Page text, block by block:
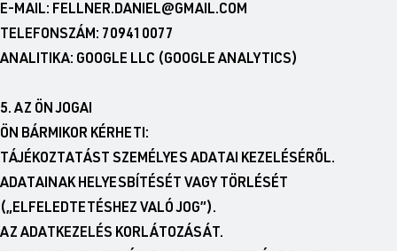
E-MAIL: FELLNER.DANIEL@GMAIL.COM
TELEFONSZÁM: 709410077
ANALITIKA: GOOGLE LLC (GOOGLE ANALYTICS)
5. AZ ÖN JOGAI
ÖN BÁRMIKOR KÉRHETI:
TÁJÉKOZTATÁST SZEMÉLYES ADATAI KEZELÉSÉRŐL.
ADATAINAK HELYESBÍTÉSÉT VAGY TÖRLÉSÉT
(„ELFELEDTETÉSHEZ VALÓ JOG”).
AZ ADATKEZELÉS KORLÁTOZÁSÁT.